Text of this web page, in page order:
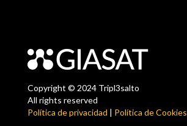
Copyright © 2024 Tripl3salto
All rights reserved
Política de privacidad | Política de Cookies